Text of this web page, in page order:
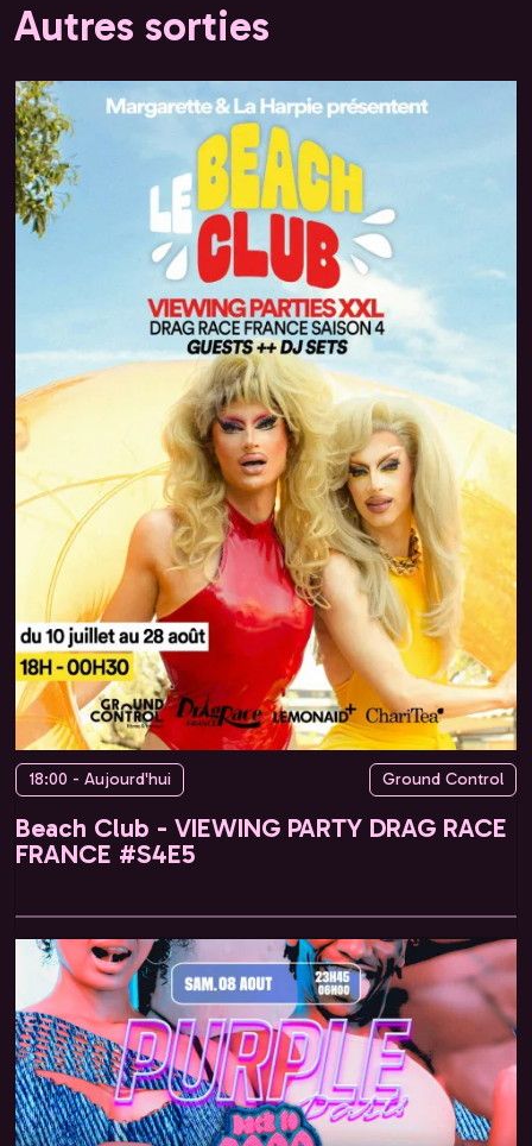
Autres sorties
18:00 - Aujourd'hui Ground Control
Beach Club - VIEWING PARTY DRAG RACE
FRANCE #S4E5